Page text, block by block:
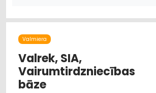
Valmiera
Valrek, SIA,
Vairumtirdzniecības
bāze